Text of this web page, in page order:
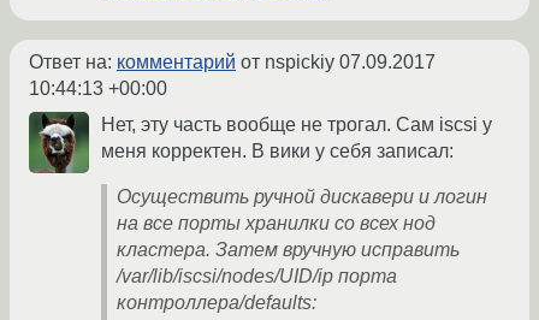
Ответ на: комментарий от nspickiy 07.09.2017
10:44:13 +00:00
Нет, эту часть вообще не трогал. Сам iscsi у
меня корректен. В вики у себя записал:
Осуществить ручной дискавери и логин
на все порты хранилки со всех нод
кластера. Затем вручную исправить
/var/lib/iscsi/nodes/UID/ip порта
контроллера/defaults: